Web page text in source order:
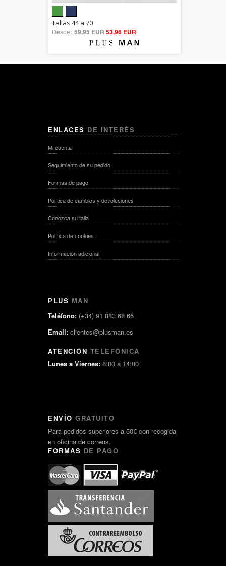
out of 5
Tallas 44 a 70
Desde: 59,95 EUR53,96 EUR
ENLACES DE INTERÉS
Mi cuenta
Seguimiento de su pedido
Formas de pago
Política de cambios y devoluciones
Conozca su talla
Política de cookies
Información adicional
PLUS MAN
Teléfono: (+34) 91 883 68 66
Email: clientes@plusman.es
ATENCIÓN TELEFÓNICA
Lunes a Viernes: 8:00 a 14:00
ENVÍO GRATUITO
Para pedidos superiores a 50€ con recogida
en oficina de correos.
FORMAS DE PAGO